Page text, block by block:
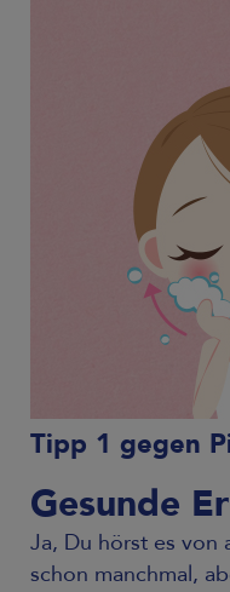
Tipp 1 gegen
Gesunde
Ja, Du hörst es von
schon manchmal,